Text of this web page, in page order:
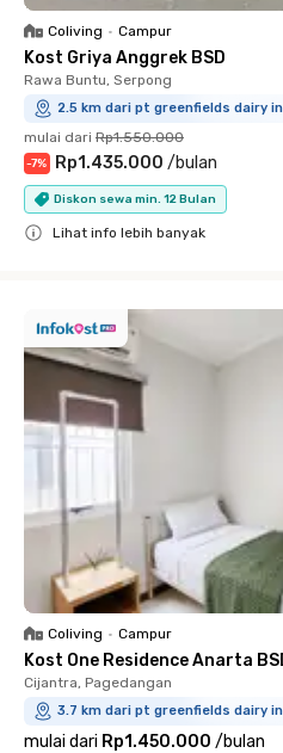
Coliving • Campur
Kost Griya Anggrek BSD
Rawa Buntu, Serpong
2.5 km dari pt greenfields dairy
mulai dari Rp1.550.000
-7% Rp1.435.000 /bulan
Diskon sewa min. 12 Bulan
Lihat info lebih banyak
Coliving • Campur
Kost One Residence Anarta
Cijantra, Pagedangan
3.7 km dari pt greenfields dairy
mulai dari Rp1.450.000 /bulan